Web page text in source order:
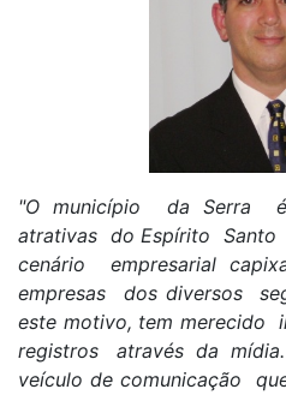
"O município da Serra é
atrativas do Espírito
cenário empresarial
empresas dos diversos
este motivo, tem merecido
registros através da mídia.
veículo de comunicação